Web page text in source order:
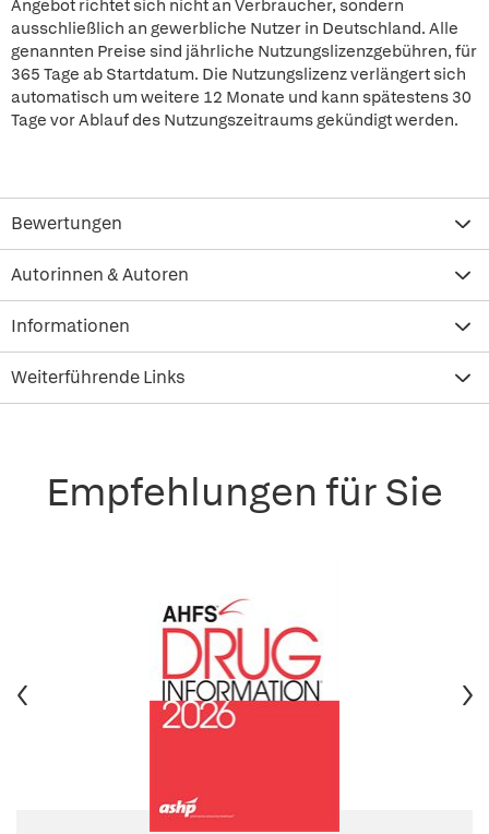
Angebot richtet sich nicht an Verbraucher, sondern
ausschließlich an gewerbliche Nutzer in Deutschland. Alle
genannten Preise sind jährliche Nutzungslizenzgebühren, für
365 Tage ab Startdatum. Die Nutzungslizenz verlängert sich
automatisch um weitere 12 Monate und kann spätestens 30
Tage vor Ablauf des Nutzungszeitraums gekündigt werden.
Bewertungen
Autorinnen & Autoren
Informationen
Weiterführende Links
Empfehlungen für Sie